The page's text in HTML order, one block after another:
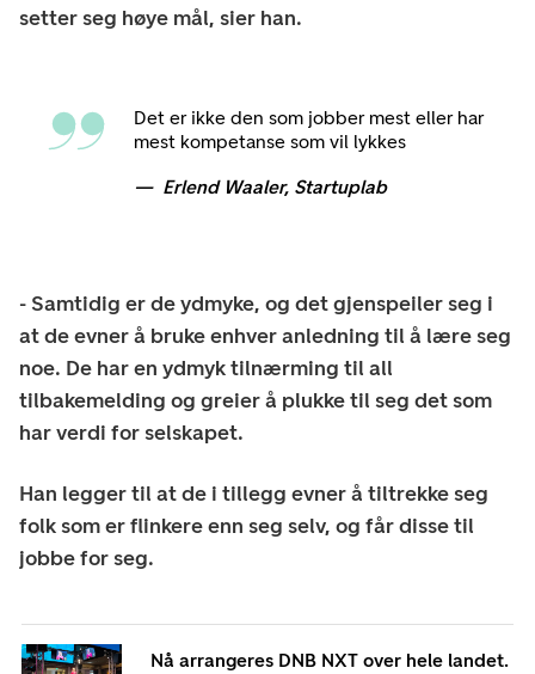
setter seg høye mål, sier han.
Det er ikke den som jobber mest eller har
mest kompetanse som vil lykkes
Erlend Waaler, Startuplab
- Samtidig er de ydmyke, og det gjenspeiler seg i
at de evner å bruke enhver anledning til å lære seg
noe. De har en ydmyk tilnærming til all
tilbakemelding og greier å plukke til seg det som
har verdi for selskapet.
Han legger til at de i tillegg evner å tiltrekke seg
folk som er flinkere enn seg selv, og får disse til
jobbe for seg.
Nå arrangeres DNB NXT over hele landet.